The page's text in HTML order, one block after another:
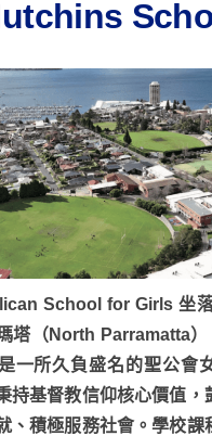
School for Girls 坐
塔（North Parramatta
一所久負盛名的聖公會
持基督教信仰核心價值，
、積極服務社會。學校課